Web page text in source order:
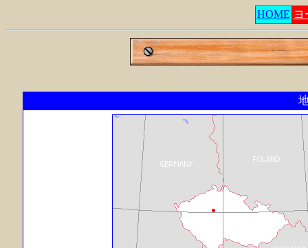
HOME ヨ